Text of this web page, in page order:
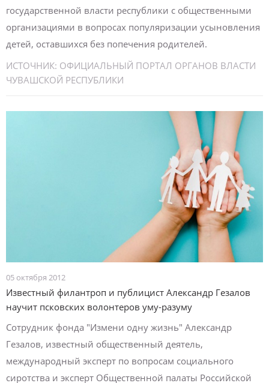
государственной власти республики с общественными
организациями в вопросах популяризации усыновления
детей, оставшихся без попечения родителей.
ИСТОЧНИК: ОФИЦИАЛЬНЫЙ ПОРТАЛ ОРГАНОВ ВЛАСТИ
ЧУВАШСКОЙ РЕСПУБЛИКИ
05 октября 2012
Известный филантроп и публицист Александр Гезалов
научит псковских волонтеров уму-разуму
Сотрудник фонда "Измени одну жизнь" Александр
Гезалов, известный общественный деятель,
международный эксперт по вопросам социального
сиротства и эксперт Общественной палаты Российской